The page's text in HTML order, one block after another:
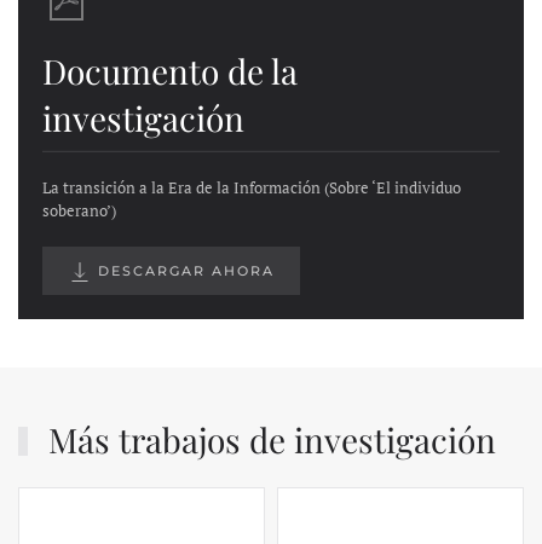
Documento de la
investigación
La transición a la Era de la Información (Sobre ‘El individuo
soberano’)
DESCARGAR AHORA
Más trabajos de investigación